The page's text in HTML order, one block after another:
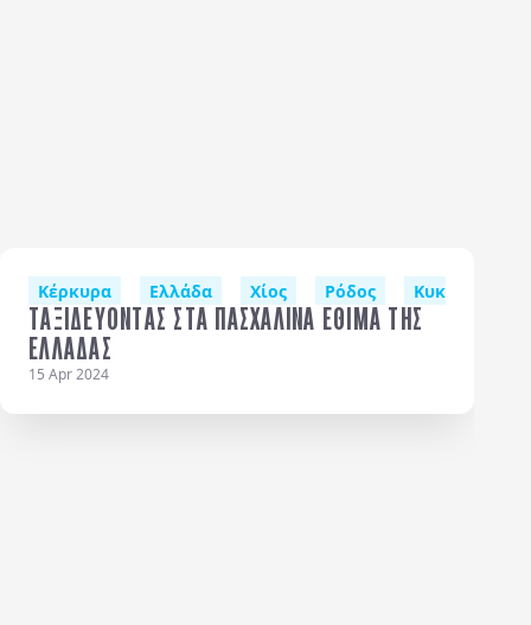
Κέρκυρα Ελλάδα Χίος Ρόδος Κυκλάδες
ΤΑΞΙΔΕΥΟΝΤΑΣ ΣΤΑ ΠΑΣΧΑΛΙΝΑ ΕΘΙΜΑ ΤΗΣ
ΕΛΛΑΔΑΣ
15 Apr 2024